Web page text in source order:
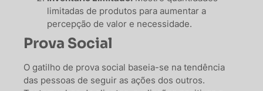
limitadas de produtos para aumentar a
percepção de valor e necessidade.
Prova Social
O gatilho de prova social baseia-se na tendência
das pessoas de seguir as ações dos outros.